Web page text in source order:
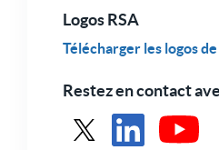
Logos RSA
Télécharger les logos de
Restez en contact